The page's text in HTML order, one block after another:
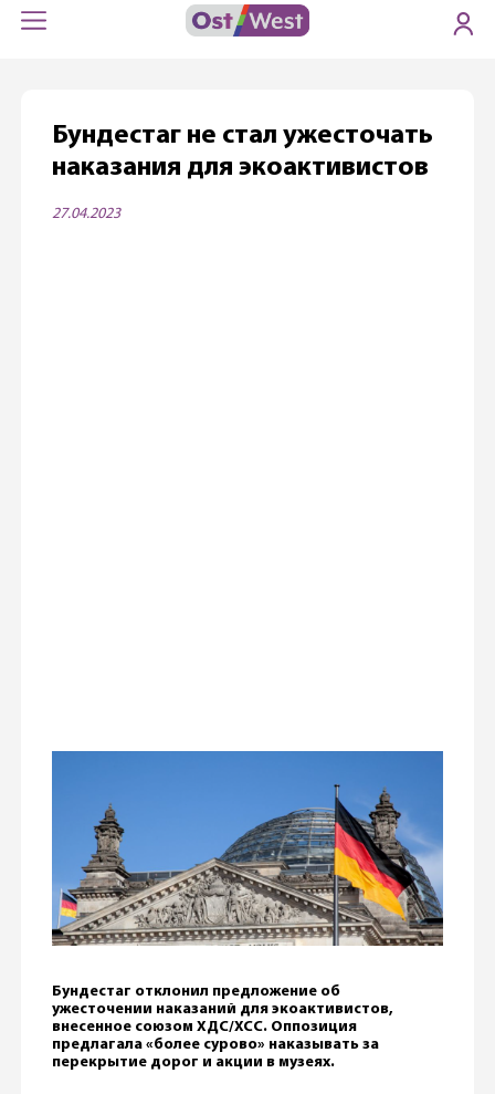
Бундестаг не стал ужесточать
наказания для экоактивистов
27.04.2023
Бундестаг отклонил предложение об
ужесточении наказаний для экоактивистов,
внесенное союзом ХДС/ХСС. Оппозиция
предлагала «более сурово» наказывать за
перекрытие дорог и акции в музеях.